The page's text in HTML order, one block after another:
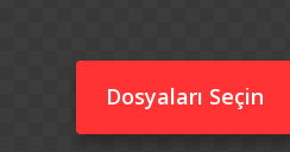
Dosyaları Seçin